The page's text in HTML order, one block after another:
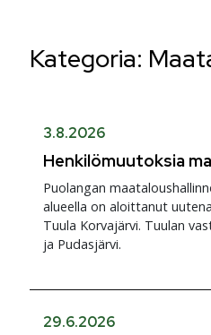
Kategoria:
3.8.2026
Henkilömuutoksia
Puolangan
alueella on aloittanut
Tuula Korvajärvi. Tuulan
ja Pudasjärvi.
29.6.2026